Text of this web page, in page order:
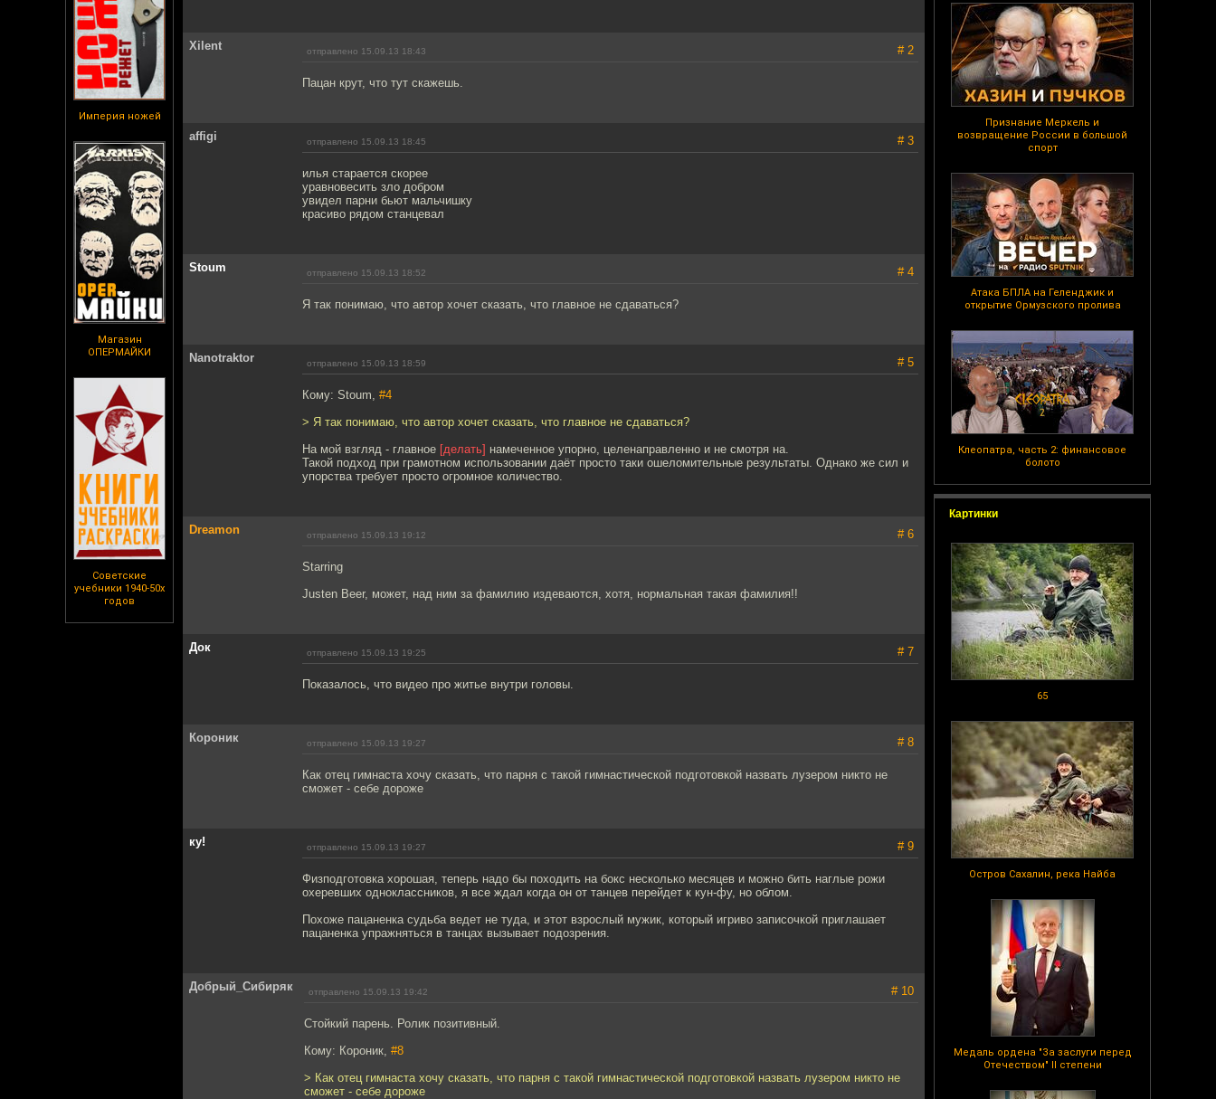
Империя ножей
Магазин
ОПЕРМАЙКИ
Советские
учебники 1940-50х
годов
Признание Меркель и
возвращение России в большой
спорт
Атака БПЛА на Геленджик и
открытие Ормузского пролива
Клеопатра, часть 2: финансовое
болото
Картинки
65
Остров Сахалин, река Найба
Медаль ордена "За заслуги перед
Отечеством" II степени
Xilent отправлено 15.09.13 18:43 # 2
Пацан крут, что тут скажешь.
affigi отправлено 15.09.13 18:45 # 3
илья старается скорее
уравновесить зло добром
увидел парни бьют мальчишку
красиво рядом станцевал
Stoum отправлено 15.09.13 18:52 # 4
Я так понимаю, что автор хочет сказать, что главное не сдаваться?
Nanotraktor отправлено 15.09.13 18:59 # 5
Кому: Stoum, #4
> Я так понимаю, что автор хочет сказать, что главное не сдаваться?
На мой взгляд - главное [делать] намеченное упорно, целенаправленно и не смотря на.
Такой подход при грамотном использовании даёт просто таки ошеломительные результаты. Однако же сил и
упорства требует просто огромное количество.
Dreamon отправлено 15.09.13 19:12 # 6
Starring
Justen Beer, может, над ним за фамилию издеваются, хотя, нормальная такая фамилия!!
Док отправлено 15.09.13 19:25 # 7
Показалось, что видео про житье внутри головы.
Короник отправлено 15.09.13 19:27 # 8
Как отец гимнаста хочу сказать, что парня с такой гимнастической подготовкой назвать лузером никто не
сможет - себе дороже
ку! отправлено 15.09.13 19:27 # 9
Физподготовка хорошая, теперь надо бы походить на бокс несколько месяцев и можно бить наглые рожи
охеревших одноклассников, я все ждал когда он от танцев перейдет к кун-фу, но облом.
Похоже пацаненка судьба ведет не туда, и этот взрослый мужик, который игриво записочкой приглашает
пацаненка упражняться в танцах вызывает подозрения.
Добрый_Сибиряк отправлено 15.09.13 19:42 # 10
Стойкий парень. Ролик позитивный.
Кому: Короник, #8
> Как отец гимнаста хочу сказать, что парня с такой гимнастической подготовкой назвать лузером никто не
сможет - себе дороже